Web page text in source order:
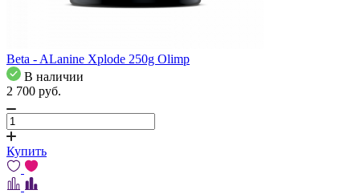
Beta - ALanine Xplode 250g Olimp
В наличии
2 700 pуб.
Купить